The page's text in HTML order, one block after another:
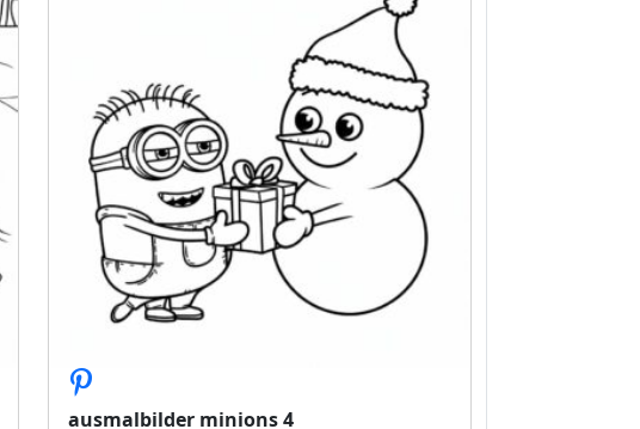
ausmalbilder minions 4